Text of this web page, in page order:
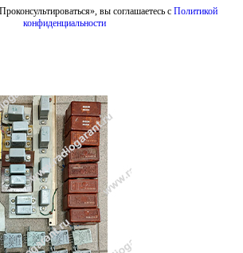
вы соглашаетесь с Политикой
конфиденциальности